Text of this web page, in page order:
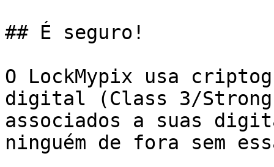
## É seguro!
O LockMypix usa
digital (Class 3/Strong
associados a suas
ninguém de fora sem